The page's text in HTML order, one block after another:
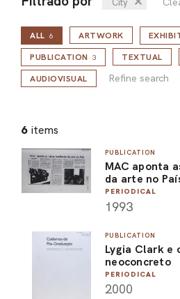
City
ALL 6
Refine search
ARTWORK
PUBLICATION 3 TEXTUAL
AUDIOVISUAL
Refine search
6 items
PUBLICATION
MAC aponta
da arte no
PERIODICAL
1993
PUBLICATION
Lygia Clark e
neoconcreto
PERIODICAL
2000